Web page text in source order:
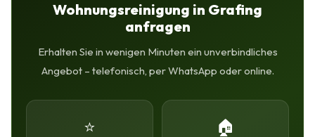
Wohnungsreinigung in Grafing
anfragen
Erhalten Sie in wenigen Minuten ein unverbindliches
Angebot – telefonisch, per WhatsApp oder online.
⭐ 🏠